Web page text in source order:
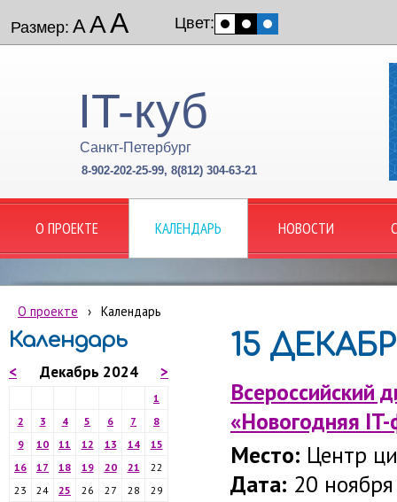
Размер: ААА Цвет:
IT-куб
Санкт-Петербург
8-902-202-25-99, 8(812) 304-63-21
О ПРОЕКТЕ КАЛЕНДАРЬ НОВОСТИ
О проекте › Календарь
Календарь
< >
Декабрь 2024
1
2
3 4 5 6 7
8
9
10 11 12 13 14
15
16
17 18 19 20 21
22
23
24 25 26 27 28
29
15
Всероссийский
«Новогодняя
Место: Центр
Дата: 20